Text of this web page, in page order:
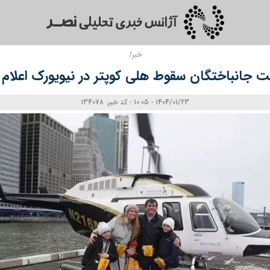
خبر/
جانباختگان سقوط هلی‌ کوپتر در نیویورک
1404/01/23 - 10:05 - کد خبر: 134078